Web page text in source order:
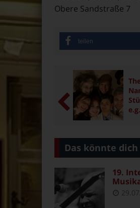
Obere Sandstraße 7
teilen
Das könnte
19.